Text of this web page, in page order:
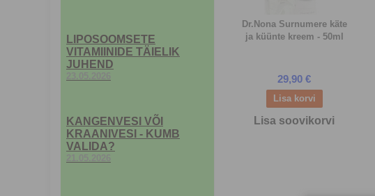
LIPOSOOMSETE
VITAMIINIDE TÄIELIK
JUHEND
23.05.2026
KANGENVESI VÕI
KRAANIVESI - KUMB
VALIDA?
21.05.2026
Dr.Nona Surnumere käte
ja küünte kreem - 50ml
29,90 €
Lisa soovikorvi